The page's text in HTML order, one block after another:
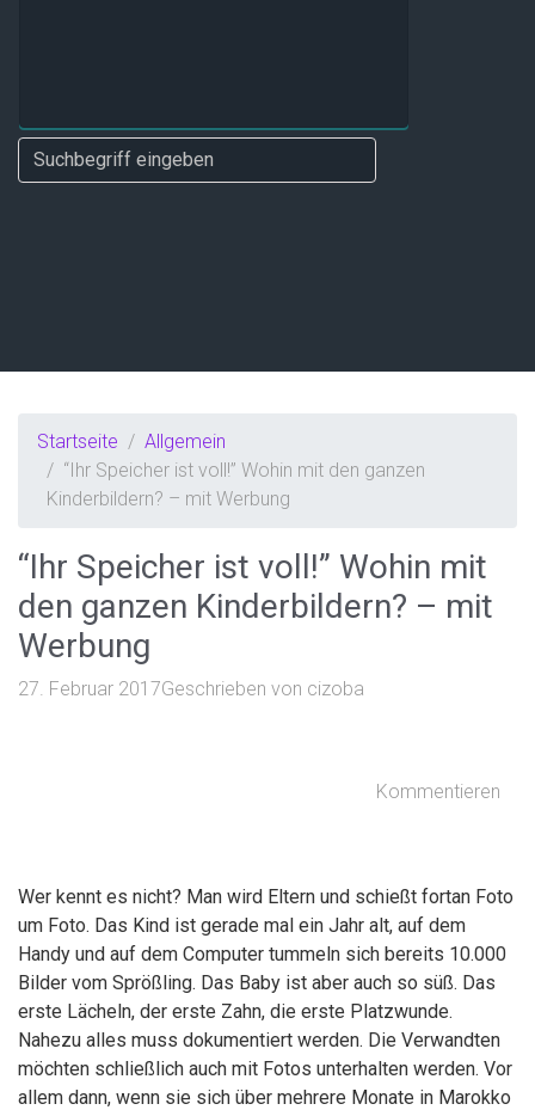
Startseite
Allgemein
“Ihr Speicher ist voll!” Wohin mit den ganzen
Kinderbildern? – mit Werbung
“Ihr Speicher ist voll!” Wohin mit
den ganzen Kinderbildern? – mit
Werbung
27. Februar 2017Geschrieben von cizoba
Kommentieren
Wer kennt es nicht? Man wird Eltern und schießt fortan Foto
um Foto. Das Kind ist gerade mal ein Jahr alt, auf dem
Handy und auf dem Computer tummeln sich bereits 10.000
Bilder vom Sprößling. Das Baby ist aber auch so süß. Das
erste Lächeln, der erste Zahn, die erste Platzwunde.
Nahezu alles muss dokumentiert werden. Die Verwandten
möchten schließlich auch mit Fotos unterhalten werden. Vor
allem dann, wenn sie sich über mehrere Monate in Marokko